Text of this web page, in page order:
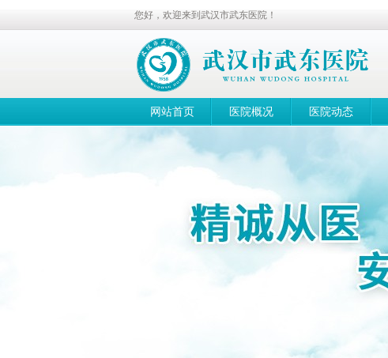
您好，欢迎来到武汉市武东医院！
网站首页 医院概况 医院动态